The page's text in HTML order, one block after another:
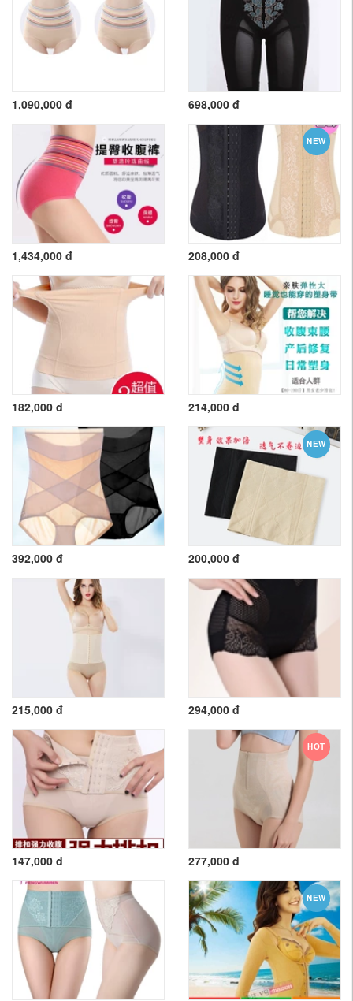
1,090,000 đ 698,000 đ
1,434,000 đ
NEW
208,000 đ
182,000 đ 214,000 đ
392,000 đ
NEW
200,000 đ
215,000 đ 294,000 đ
147,000 đ
HOT
277,000 đ
NEW